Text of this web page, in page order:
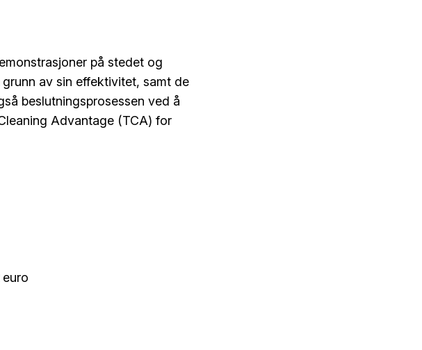
på stedet og
av sin effektivitet, samt de
beslutningsprosessen ved å
Advantage (TCA) for